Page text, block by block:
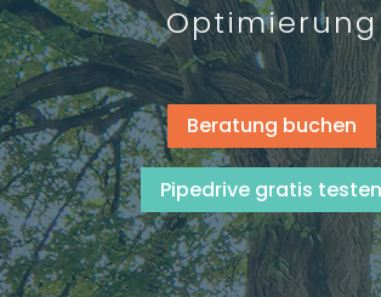
Optimierung
Beratung buchen
Pipedrive gratis testen